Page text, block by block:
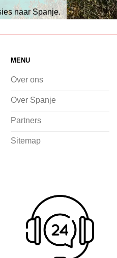
naar Spanje.
scala aan
het strand,
avontuur zoekt
voorpret al
instapt, door
dit zonnige
en boeken bij
dat altijd
vragen te
te zorgen dat
MENU
Over ons
Over Spanje
Partners
Sitemap